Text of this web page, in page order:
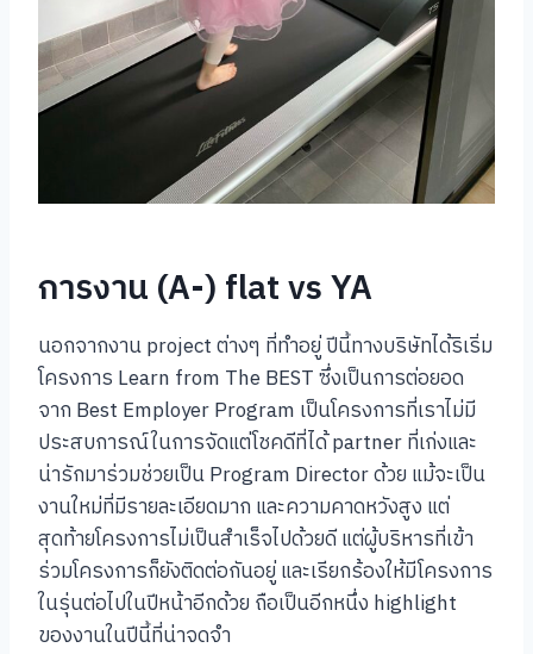
การงาน (A-) flat vs YA
นอกจากงาน project ต่างๆ ที่ทำอยู่ ปีนี้ทางบริษัทได้ริเริ่ม
โครงการ Learn from The BEST ซึ่งเป็นการต่อยอด
จาก Best Employer Program เป็นโครงการที่เราไม่มี
ประสบการณ์ในการจัดแต่โชคดีที่ได้ partner ที่เก่งและ
น่ารักมาร่วมช่วยเป็น Program Director ด้วย แม้จะเป็น
งานใหม่ที่มีรายละเอียดมาก และความคาดหวังสูง แต่
สุดท้ายโครงการไม่เป็นสำเร็จไปด้วยดี แต่ผู้บริหารที่เข้า
ร่วมโครงการก็ยังติดต่อกันอยู่ และเรียกร้องให้มีโครงการ
ในรุ่นต่อไปในปีหน้าอีกด้วย ถือเป็นอีกหนึ่ง highlight
ของงานในปีนี้ที่น่าจดจำ